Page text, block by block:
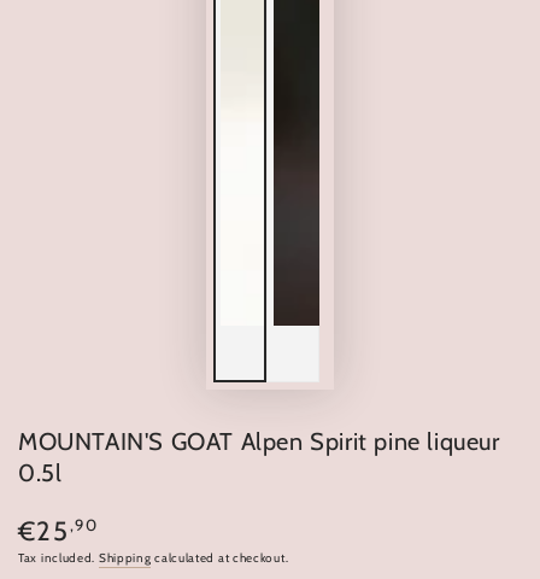
MOUNTAIN'S GOAT Alpen Spirit pine liqueur
0.5l
Regular
price
€25 ,90
Tax included. Shipping calculated at checkout.